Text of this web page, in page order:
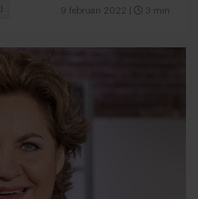
9 februari 2022 3 min